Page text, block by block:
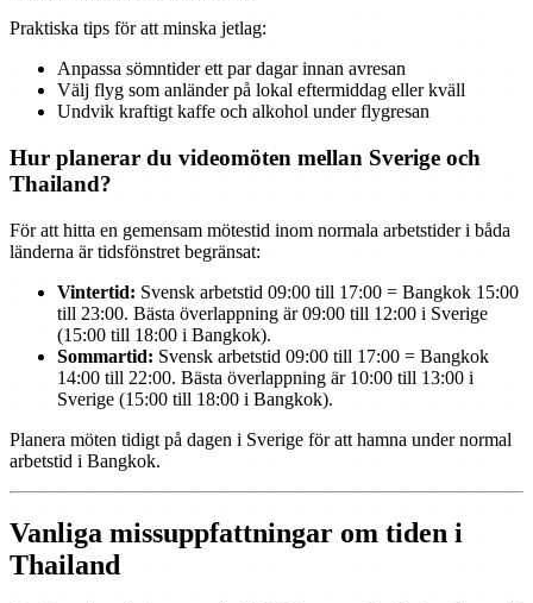
Praktiska tips för att minska jetlag:
Anpassa sömntider ett par dagar innan avresan
Välj flyg som anländer på lokal eftermiddag eller kväll
Undvik kraftigt kaffe och alkohol under flygresan
Hur planerar du videomöten mellan Sverige och
Thailand?
För att hitta en gemensam mötestid inom normala arbetstider i båda
länderna är tidsfönstret begränsat:
Vintertid: Svensk arbetstid 09:00 till 17:00 = Bangkok 15:00
till 23:00. Bästa överlappning är 09:00 till 12:00 i Sverige
(15:00 till 18:00 i Bangkok).
Sommartid: Svensk arbetstid 09:00 till 17:00 = Bangkok
14:00 till 22:00. Bästa överlappning är 10:00 till 13:00 i
Sverige (15:00 till 18:00 i Bangkok).
Planera möten tidigt på dagen i Sverige för att hamna under normal
arbetstid i Bangkok.
Vanliga missuppfattningar om tiden i
Thailand